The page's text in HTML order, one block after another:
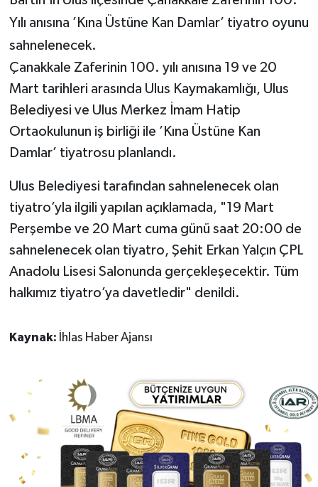
Yılı anısına ’Kına Üstüne Kan Damlar’ tiyatro oyunu
sahnelenecek.
Çanakkale Zaferinin 100. yılı anısına 19 ve 20
Mart tarihleri arasında Ulus Kaymakamlığı, Ulus
Belediyesi ve Ulus Merkez İmam Hatip
Ortaokulunun iş birliği ile ’Kına Üstüne Kan
Damlar’ tiyatrosu planlandı.
Ulus Belediyesi tarafından sahnelenecek olan
tiyatro’yla ilgili yapılan açıklamada, "19 Mart
Perşembe ve 20 Mart cuma günü saat 20:00 de
sahnelenecek olan tiyatro, Şehit Erkan Yalçın ÇPL
Anadolu Lisesi Salonunda gerçekleşecektir. Tüm
halkımız tiyatro’ya davetledir" denildi.
Kaynak: İhlas Haber Ajansı
DÜNYA
YEREL